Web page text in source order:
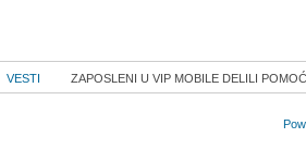
VESTI ZAPOSLENI U VIP MOBILE DELILI